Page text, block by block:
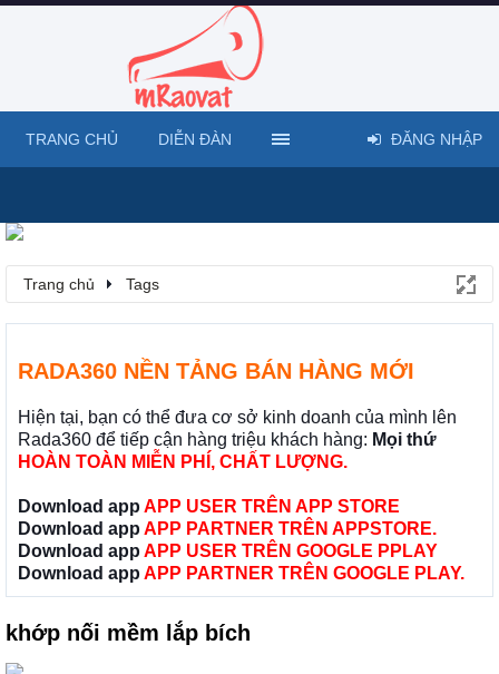
Trang chủ Tags
RADA360 NỀN TẢNG BÁN HÀNG MỚI
Hiện tại, bạn có thể đưa cơ sở kinh doanh của mình lên
Rada360 để tiếp cận hàng triệu khách hàng: Mọi thứ
HOÀN TOÀN MIỄN PHÍ, CHẤT LƯỢNG.
Download app APP USER TRÊN APP STORE
Download app APP PARTNER TRÊN APPSTORE.
Download app APP USER TRÊN GOOGLE PPLAY
Download app APP PARTNER TRÊN GOOGLE PLAY.
khớp nối mềm lắp bích
TRANG CHỦ DIỄN ĐÀN ĐĂNG NHẬP